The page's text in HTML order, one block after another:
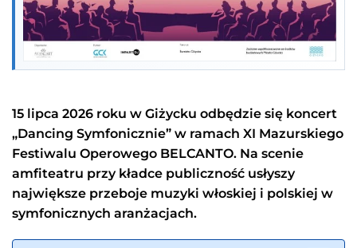
15 lipca 2026 roku w Giżycku odbędzie się koncert
„Dancing Symfonicznie” w ramach XI Mazurskiego
Festiwalu Operowego BELCANTO. Na scenie
amfiteatru przy kładce publiczność usłyszy
największe przeboje muzyki włoskiej i polskiej w
symfonicznych aranżacjach.